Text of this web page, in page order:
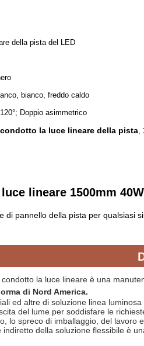
della pista del LED
bianco, freddo caldo
Doppio asimmetrico
condotto la luce lineare della pista,
lineare 1500mm
di pannello della pista per qualsiasi
condotto la luce lineare è una
di Nord America.
ed altre di soluzione linea
del lume per soddisfare le
lo spreco di imballaggio, del lavoro
indiretto della soluzione flessibile è